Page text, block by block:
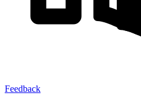
Feedback